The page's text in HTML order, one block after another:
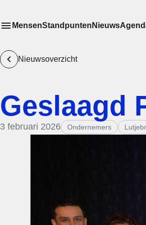
Toon het submenu van
Meer menu items
MensenStandpunten Nieuws
Nieuwsoverzicht
Geslaagd
3 februari 2026 Ondernemers